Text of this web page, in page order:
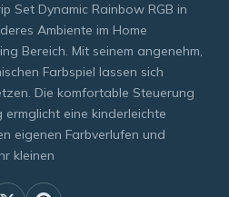
Set Dynamic Rainbow RGB in
Ambiente im Home
Bereich. Mit seinem angenehm,
Farbspiel lassen sich
Die komfortable Steuerung
eine kinderleichte
eigenen Farbverlufen und
kleinen